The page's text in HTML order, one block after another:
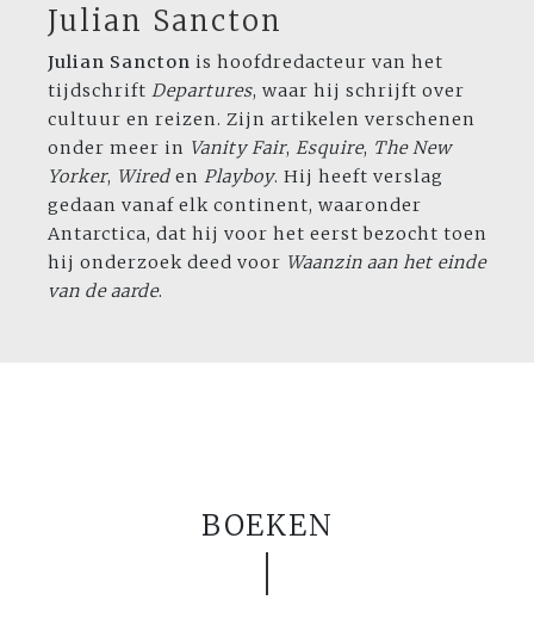
Julian Sancton
Julian Sancton is hoofdredacteur van het
tijdschrift Departures, waar hij schrijft over
cultuur en reizen. Zijn artikelen verschenen
onder meer in Vanity Fair, Esquire, The New
Yorker, Wired en Playboy. Hij heeft verslag
gedaan vanaf elk continent, waaronder
Antarctica, dat hij voor het eerst bezocht toen
hij onderzoek deed voor Waanzin aan het einde
van de aarde.
BOEKEN